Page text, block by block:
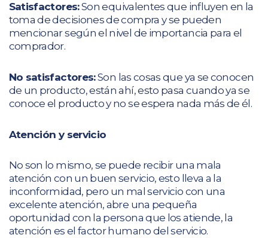
Satisfactores:Son equivalentes que influyen en la
toma de decisiones de compra y se pueden
mencionar según el nivel de importancia para el
comprador.
No satisfactores:Son las cosas que ya se conocen
de un producto, están ahí, esto pasa cuando ya se
conoce el producto y no se espera nada más de él.
Atención y servicio
No son lo mismo, se puede recibir una mala
atención con un buen servicio, esto lleva a la
inconformidad, pero un mal servicio con una
excelente atención, abre una pequeña
oportunidad con la persona que los atiende, la
atención es el factor humano del servicio.